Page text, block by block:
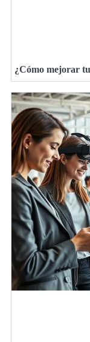
¿Cómo mejorar